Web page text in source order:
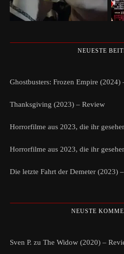
NEUESTE
Ghostbusters: Frozen Empire (2024)
Thanksgiving (2023) – Review
Horrorfilme aus 2023, die ihr
Horrorfilme aus 2023, die ihr
Die letzte Fahrt der Demeter (2023)
NEUSTE
Sven P. zu The Widow (2020) –